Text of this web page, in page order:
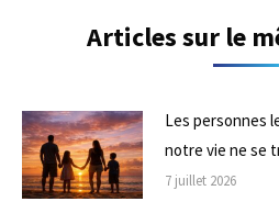
Articles sur le
Les personnes
notre vie ne se
7 juillet 2026